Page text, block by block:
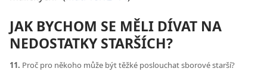
JAK BYCHOM SE MĚLI DÍVAT NA
NEDOSTATKY STARŠÍCH?
11. Proč pro někoho může být těžké poslouchat sborové starší?